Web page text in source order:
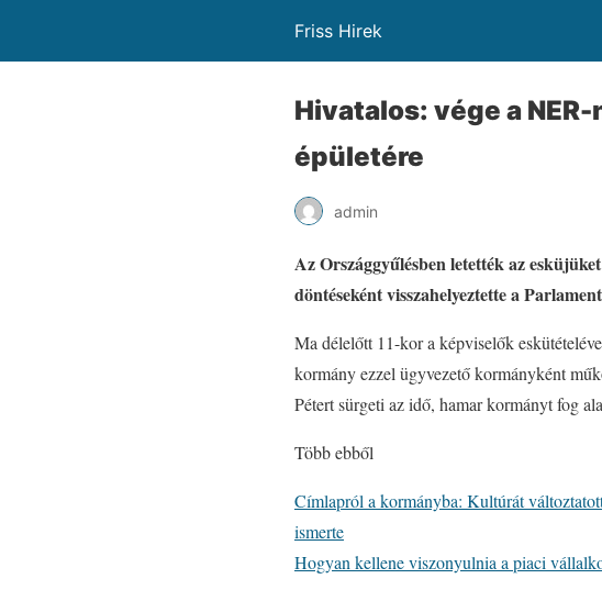
Friss Hirek
Hivatalos: vége a
épületére
admin
Az Országgyűlésben letették az
döntéseként visszahelyeztette a
Ma délelőtt 11-kor a képviselők
kormány ezzel ügyvezető kormányként
Pétert sürgeti az idő, hamar kormányt fog
Több ebből
Címlapról a kormányba: Kultúrát
ismerte
Hogyan kellene viszonyulnia a piaci